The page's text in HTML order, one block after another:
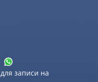
записи на